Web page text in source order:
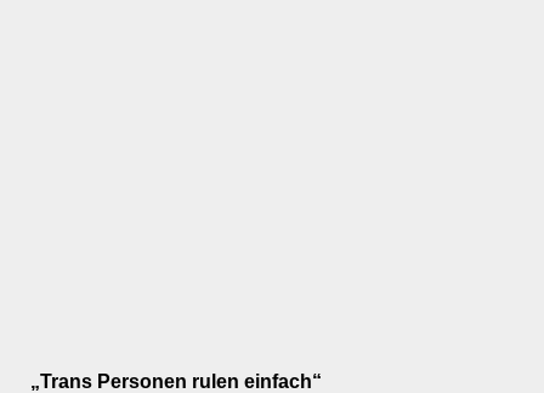
„Trans Personen rulen einfach“